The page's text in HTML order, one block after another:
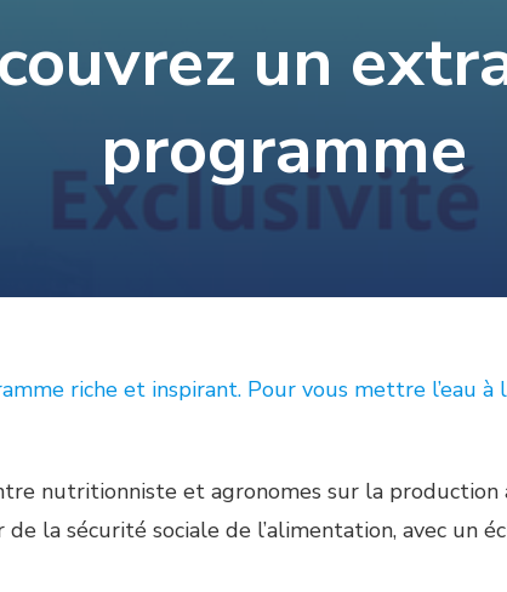
un
programme
riche et inspirant. Pour vous mettre l’eau
nutritionniste et agronomes sur la
la sécurité sociale de l’alimentation, avec un